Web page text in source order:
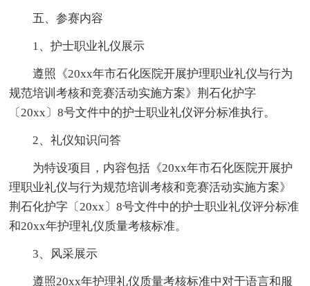
五、参赛内容
1、护士职业礼仪展示
遵照《20xx年市石化医院开展护理职业礼仪与行为
规范培训考核和竞赛活动实施方案》荆石化护字
〔20xx〕8号文件中的护士职业礼仪评分标准执行。
2、礼仪知识问答
为特设项目，内容包括《20xx年市石化医院开展护
理职业礼仪与行为规范培训考核和竞赛活动实施方案》
荆石化护字〔20xx〕8号文件中的护士职业礼仪评分标准
和20xx年护理礼仪质量考核标准。
3、风采展示
遵照20xx年护理礼仪质量考核标准中对于语言和服